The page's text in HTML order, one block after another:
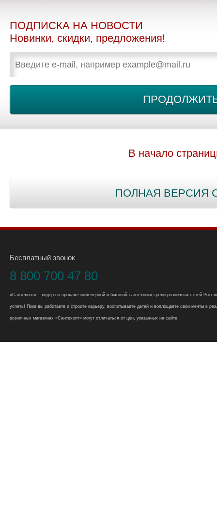
ПОДПИСКА НА НОВОСТИ
Новинки, скидки, предложения!
В начало
ПОЛНАЯ ВЕРСИЯ
Бесплатный звонок
8 800 700 47 80
«Сантехопт» – лидер по продаже инженерной и бытовой сантехники среди розничных сетей
успеть! Пока вы работаете и строите карьеру, воспитываете детей и воплощаете свои мечты в
розничных магазинах «Сантехопт» могут отличаться от цен, указанных на сайте.